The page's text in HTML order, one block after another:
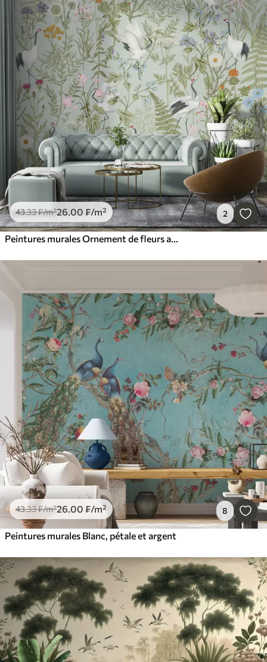
43.33₣/m²26.00 ₣/m² 2
Peintures murales Ornement de fleurs avec oiseaux, style rustique, botanique, prairie, fond bleu
43.33₣/m²26.00 ₣/m² 8
Peintures murales Blanc, pétale et argent